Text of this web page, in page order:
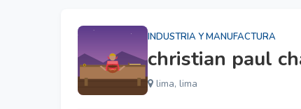
INDUSTRIA Y MANUFACTURA
christian paul
lima, lima